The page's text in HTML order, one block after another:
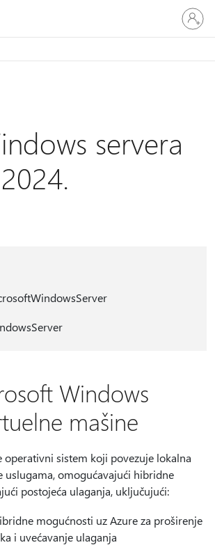
Prijavite
se
na
servera
Windows
mašine
operativni sistem koji povezuje lokalna
uslugama, omogućavajući hibridne
postojeća ulaganja, uključujući:
mogućnosti uz Azure za proširenje
i uvećavanje ulaganja